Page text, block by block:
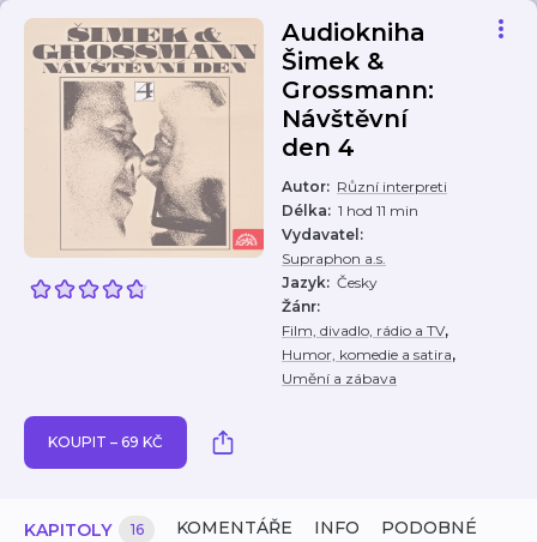
Audiokniha
Šimek &
Grossmann:
Návštěvní
den 4
Autor: Různí interpreti
Délka: 1 hod 11 min
Vydavatel :
Supraphon a.s.
Jazyk: Česky
Žánr:
Film, divadlo, rádio a TV,
Humor, komedie a satira,
Umění a zábava
KOUPIT – 69 KČ
KAPITOLY 16 KOMENTÁŘE INFO PODOBNÉ